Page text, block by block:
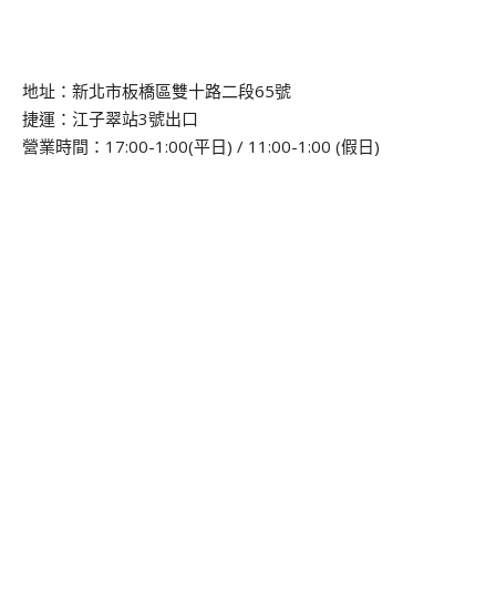
地址：新北市板橋區雙十路二段65號
捷運：江子翠站3號出口
營業時間：17:00-1:00(平日) / 11:00-1:00 (假日)